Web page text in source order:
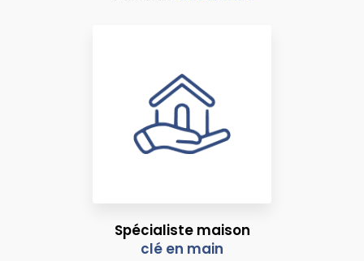
Spécialiste maison
clé en main